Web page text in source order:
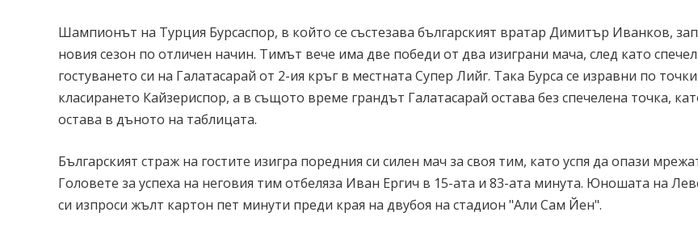
Шампионът на Турция Бурсаспор, в който се състезава българският вратар Димитър Иванков,
новия сезон по отличен начин. Тимът вече има две победи от два изиграни мача, след като
гостуването си на Галатасарай от 2-ия кръг в местната Супер Лийг. Така Бурса се изравни по
класирането Кайзериспор, а в същото време грандът Галатасарай остава без спечелена точка,
остава в дъното на таблицата.
Българският страж на гостите изигра поредния си силен мач за своя тим, като успя да опази
Головете за успеха на неговия тим отбеляза Иван Ергич в 15-ата и 83-ата минута. Юношата на
си изпроси жълт картон пет минути преди края на двубоя на стадион "Али Сам Йен".